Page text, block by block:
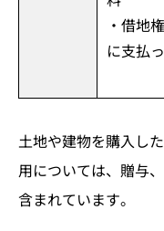
・借地
に支払
土地や建物を購入し
用については、贈与
含まれています。